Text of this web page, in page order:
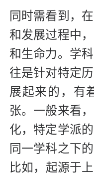
同时需看到，
和发展过程中
和生命力。学
往是针对特定
展起来的，有
张。一般来看
化，特定学派
同一学科之下
比如，起源于